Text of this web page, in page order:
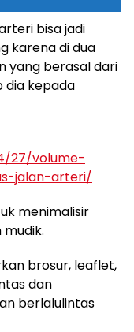
bisa jadi
karena di dua
yang berasal dari
dia kepada
27/volume-
jalan-arteri/
menimalisir
brosur, leaflet,
dan
berlalulintas